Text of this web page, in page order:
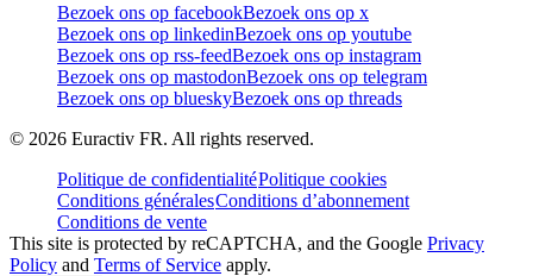
Bezoek ons op facebookBezoek ons op x
Bezoek ons op linkedinBezoek ons op youtube
Bezoek ons op rss-feedBezoek ons op instagram
Bezoek ons op mastodonBezoek ons op telegram
Bezoek ons op blueskyBezoek ons op threads
© 2026 Euractiv FR. All rights reserved.
Politique de confidentialitéPolitique cookies
Conditions généralesConditions d’abonnement
Conditions de vente
This site is protected by reCAPTCHA, and the Google Privacy
Policy and Terms of Service apply.